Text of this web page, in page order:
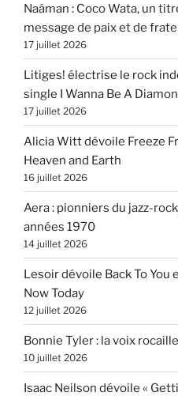
Naâman : Coco Wata, un
message de paix et de
17 juillet 2026
Litiges! électrise le rock
single I Wanna Be A
17 juillet 2026
Alicia Witt dévoile Freeze
Heaven and Earth
16 juillet 2026
Aera : pionniers du jazz-
années 1970
14 juillet 2026
Lesoir dévoile Back To You
Now Today
12 juillet 2026
Bonnie Tyler : la voix
10 juillet 2026
Isaac Neilson dévoile «